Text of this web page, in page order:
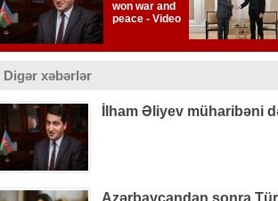
Digər xəbərlər
İlham Əliyev müharibəni
Azərbaycandan sonra